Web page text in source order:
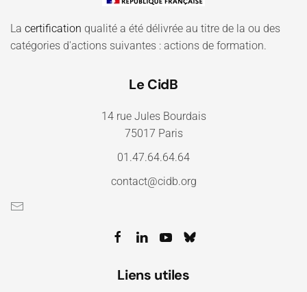
La certification qualité a été délivrée au titre de la ou des
catégories d'actions suivantes : actions de formation.
Le CidB
14 rue Jules Bourdais
75017 Paris
01.47.64.64.64
contact@cidb.org
Liens utiles